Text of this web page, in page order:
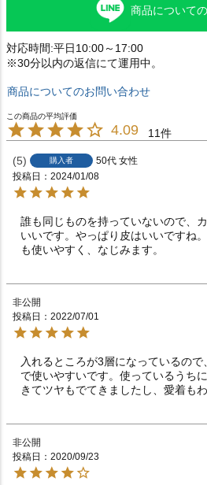
商品について
対応時間:平日10:00～17:00
※30分以内の返信にて運用中。
商品についてのお問い合わせ
4.09 11
5 購入者 50代 女性
投稿日
2024/01/08
誰も同じものを持っていないので、
いいです。やっぱり皮はいいですね
も使いやすく、なじみます。
非公開
投稿日
2022/07/01
入れるところが3層になっているの
で使いやすいです。使っているうち
きてツヤもでてきましたし、愛着もわ
非公開
投稿日
2020/09/23